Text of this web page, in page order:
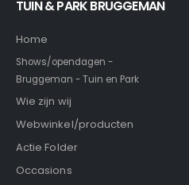
TUIN & PARK BRUGGEMAN
Home
Shows/opendagen -
Bruggeman - Tuin en Park
Wie zijn wij
Webwinkel/producten
Actie Folder
Occasions